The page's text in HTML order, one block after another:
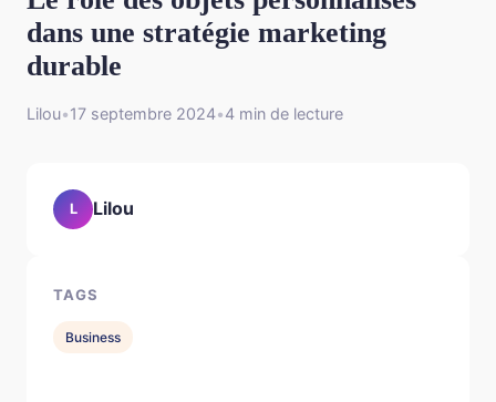
dans une stratégie marketing
durable
Lilou•17 septembre 2024•4 min de lecture
L Lilou
TAGS
Business